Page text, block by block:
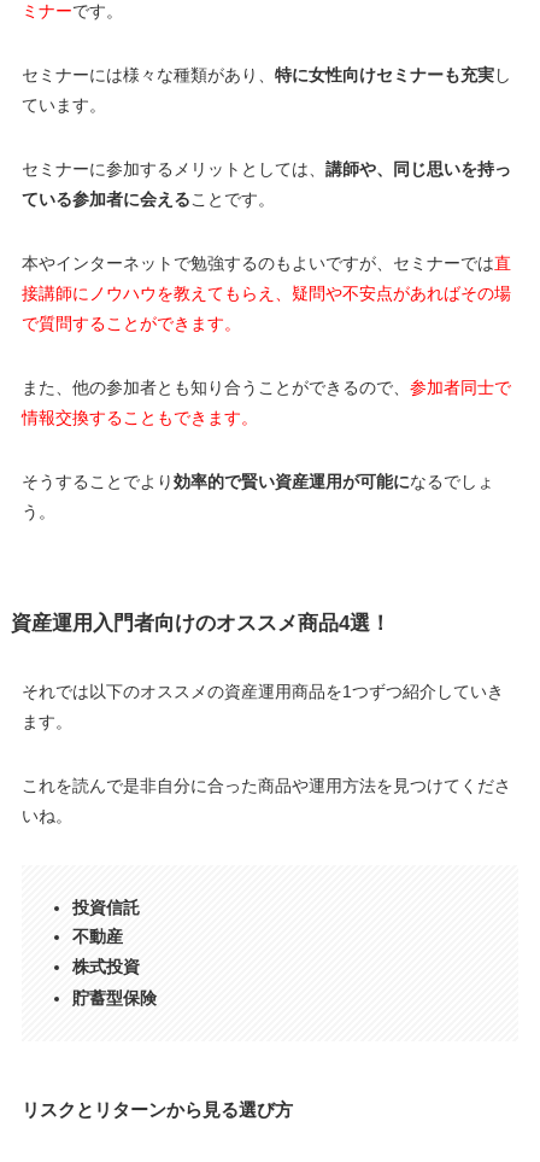
ミナーです。
セミナーには様々な種類があり、 特に女性向けセミナーも充実し
ています。
セミナーに参加するメリットとしては、 講師や、同じ思いを持っ
ている参加者に会えることです。
本やインターネットで勉強するのもよいですが、セミナーでは直
接講師にノウハウを教えてもらえ、疑問や不安点があればその場
で質問することができます。
また、他の参加者とも知り合うことができるので、 参加者同士で
情報交換することもできます。
そうすることでより効率的で賢い資産運用が可能になるでしょ
う。
資産運用入門者向けのオススメ商品4選！
それでは以下のオススメの資産運用商品を1つずつ紹介していき
ます。
これを読んで是非自分に合った商品や運用方法を見つけてくださ
いね。
投資信託
不動産
株式投資
貯蓄型保険
リスクとリターンから見る選び方